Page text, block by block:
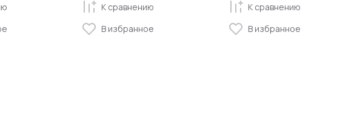
К сравнению
В избранное
К сравнению
В избранное